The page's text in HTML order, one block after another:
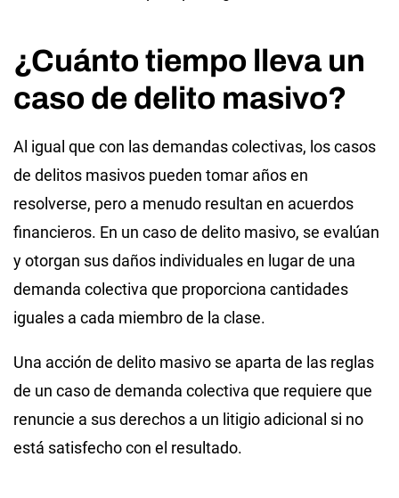
¿Cuánto tiempo lleva un
caso de delito masivo?
Al igual que con las demandas colectivas, los casos
de delitos masivos pueden tomar años en
resolverse, pero a menudo resultan en acuerdos
financieros. En un caso de delito masivo, se evalúan
y otorgan sus daños individuales en lugar de una
demanda colectiva que proporciona cantidades
iguales a cada miembro de la clase.
Una acción de delito masivo se aparta de las reglas
de un caso de demanda colectiva que requiere que
renuncie a sus derechos a un litigio adicional si no
está satisfecho con el resultado.